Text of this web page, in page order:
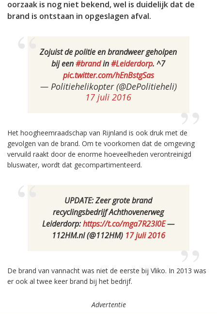
oorzaak is nog niet bekend, wel is duidelijk dat de
brand is ontstaan in opgeslagen afval.
Zojuist de politie en brandweer geholpen
bij een#brandin#Leiderdorp. ^7
pic.twitter.com/hEnBstgSas
— Politiehelikopter (@DePolitieheli)
17 juli 2016
Het hoogheemraadschap van Rijnland is ook druk met de
gevolgen van de brand. Om te voorkomen dat de omgeving
vervuild raakt door de enorme hoeveelheden verontreinigd
bluswater, wordt dat gecompartimenteerd.
UPDATE: Zeer grote brand
recyclingsbedrijf Achthovenerweg
Leiderdorp:https://t.co/mga7R23I0E—
112HM.nl (@112HM) 17 juli 2016
De brand van vannacht was niet de eerste bij Vliko. In 2013 was
er ook al twee keer brand bij het bedrijf.
Advertentie